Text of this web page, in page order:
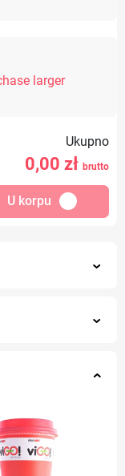
larger
Ukupno
0,00 zł brutto
U korpu